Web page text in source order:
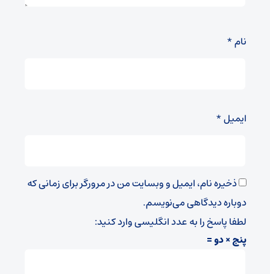
نام*
ایمیل*
ذخیره نام، ایمیل و وبسایت من در مرورگر برای زمانی که
دوباره دیدگاهی می‌نویسم.
لطفا پاسخ را به عدد انگلیسی وارد کنید:
پنج × دو =